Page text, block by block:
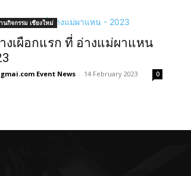
นกิจกรรม เชียงใหม่
งเผือกแรก ที่ อ่างแม่ผาแหน
Event News - 14 February 2023 0